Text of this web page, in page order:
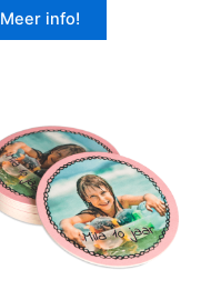
Meer info!